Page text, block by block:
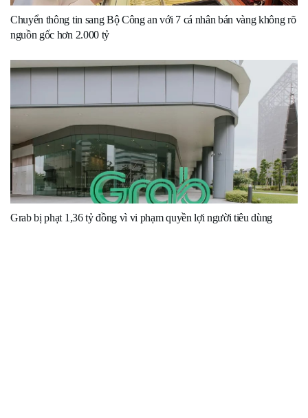
Chuyển thông tin sang Bộ Công an với 7 cá nhân bán vàng không rõ
nguồn gốc hơn 2.000 tỷ
Grab bị phạt 1,36 tỷ đồng vì vi phạm quyền lợi người tiêu dùng